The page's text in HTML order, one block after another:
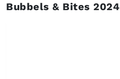
Bubbels & Bites 2024